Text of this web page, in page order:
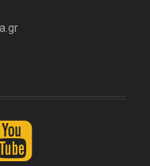
y
u